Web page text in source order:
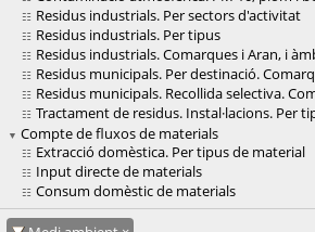
Residus industrials. Per sectors d'activitat
Residus industrials. Per tipus
Residus industrials. Comarques i Aran, i
Residus municipals. Per destinació.
Residus municipals. Recollida selectiva.
Tractament de residus. Instal·lacions. Per
Compte de fluxos de materials
Extracció domèstica. Per tipus de material
Input directe de materials
Consum domèstic de materials